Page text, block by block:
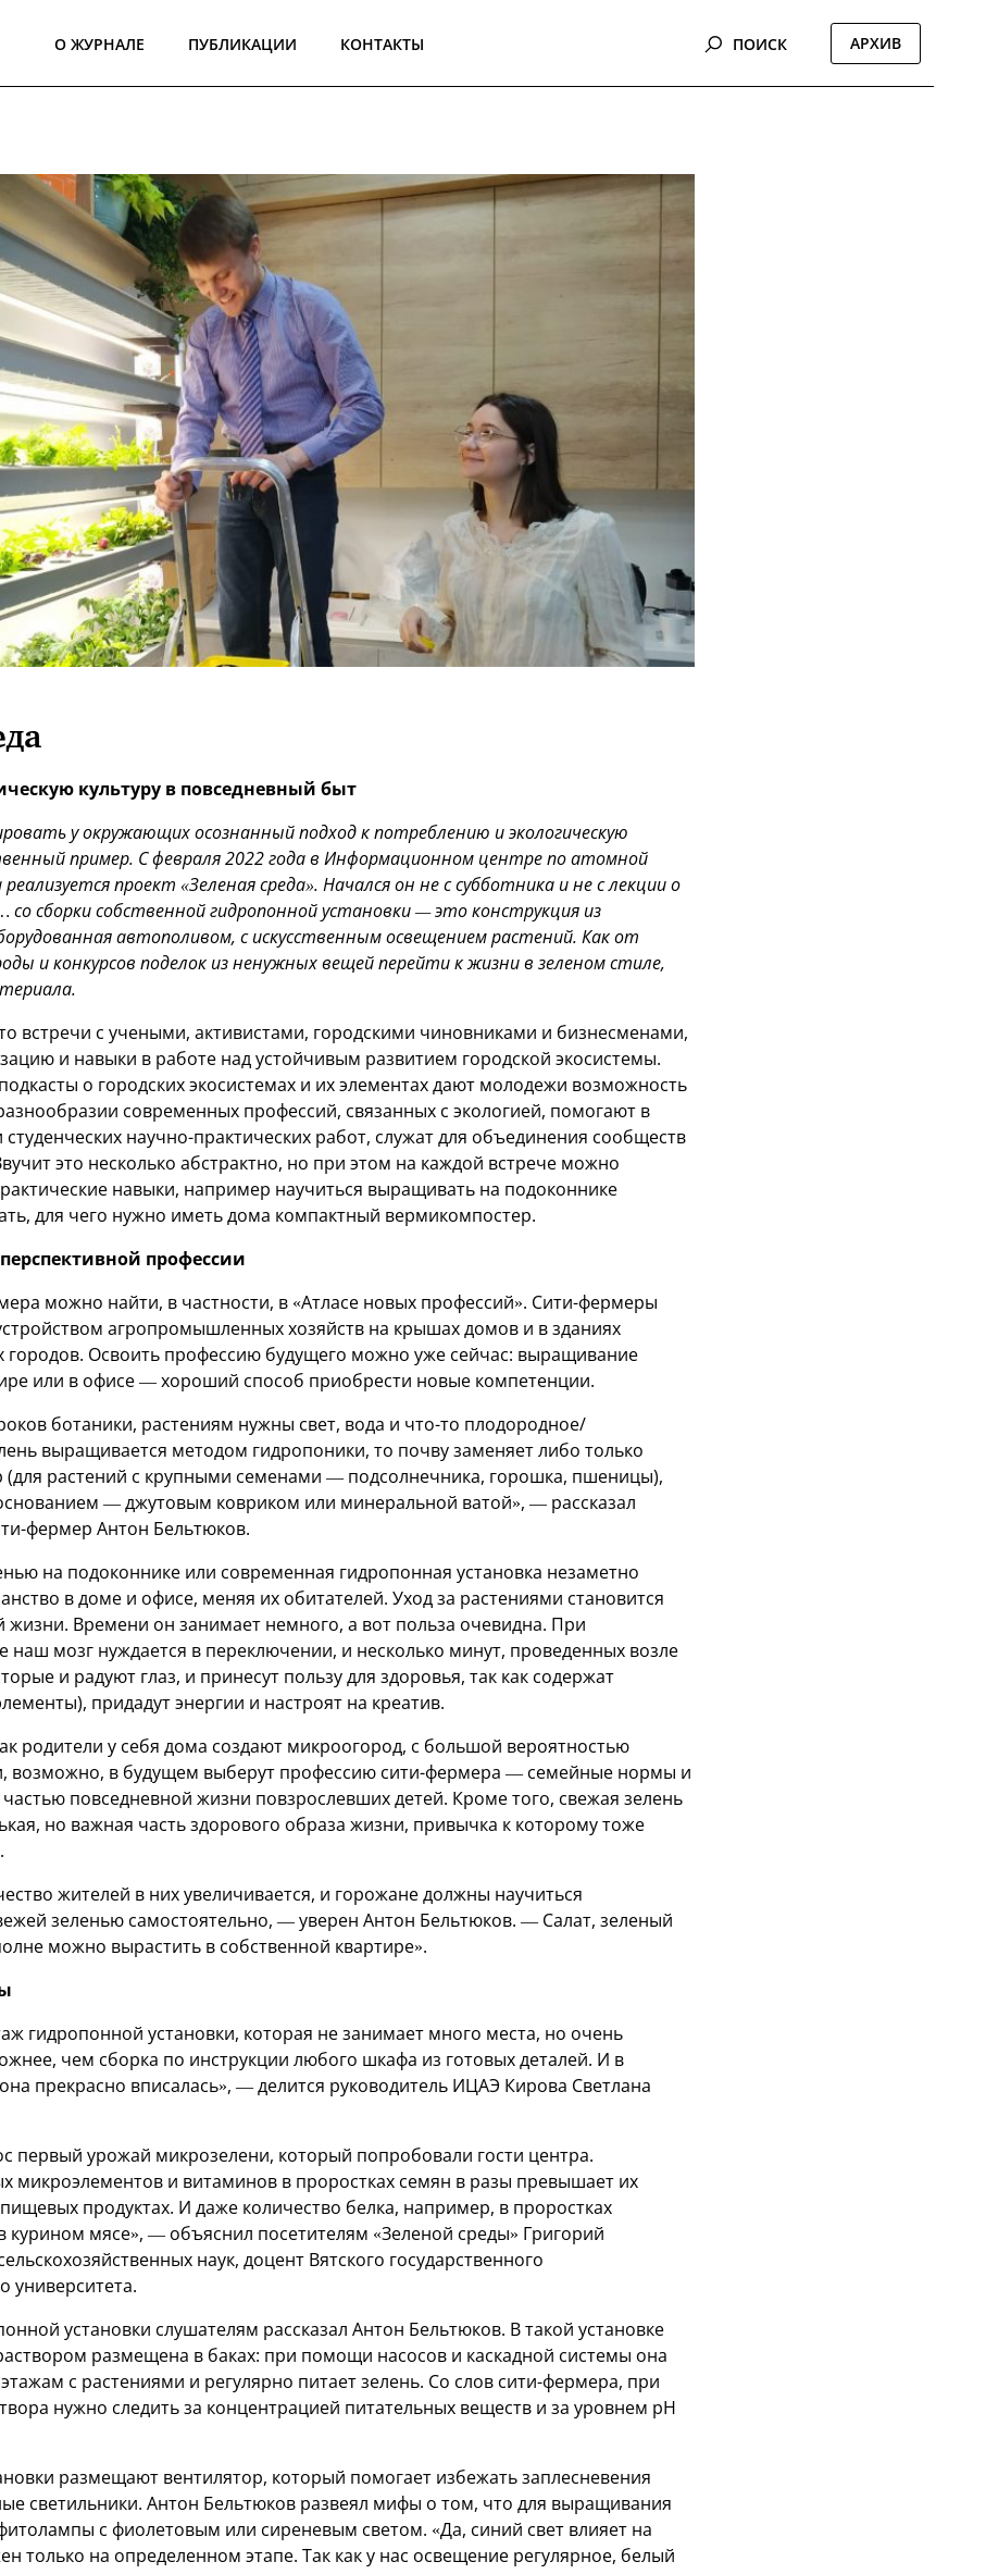
О ЖУРНАЛЕ ПУБЛИКАЦИИ КОНТАКТЫ ПОИСК АРХИВ
культуру в повседневный быт
у окружающих осознанный подход к потреблению и экологическую
пример. С февраля 2022 года в Информационном центре по атомной
проект «Зеленая среда». Начался он не с субботника и не с лекции о
со сборки собственной гидропонной установки — это конструкция из
автополивом, с искусственным освещением растений. Как от
и конкурсов поделок из ненужных вещей перейти к жизни в зеленом стиле,
встречи с учеными, активистами, городскими чиновниками и бизнесменами,
и навыки в работе над устойчивым развитием городской экосистемы.
о городских экосистемах и их элементах дают молодежи возможность
современных профессий, связанных с экологией, помогают в
научно-практических работ, служат для объединения сообществ
это несколько абстрактно, но при этом на каждой встрече можно
навыки, например научиться выращивать на подоконнике
для чего нужно иметь дома компактный вермикомпостер.
профессии
можно найти, в частности, в «Атласе новых профессий». Сити-фермеры
агропромышленных хозяйств на крышах домов и в зданиях
городов. Освоить профессию будущего можно уже сейчас: выращивание
или в офисе — хороший способ приобрести новые компетенции.
ботаники, растениям нужны свет, вода и что-то плодородное/
выращивается методом гидропоники, то почву заменяет либо только
(для растений с крупными семенами — подсолнечника, горошка, пшеницы),
— джутовым ковриком или минеральной ватой», — рассказал
фермер Антон Бельтюков.
на подоконнике или современная гидропонная установка незаметно
в доме и офисе, меняя их обитателей. Уход за растениями становится
жизни. Времени он занимает немного, а вот польза очевидна. При
наш мозг нуждается в переключении, и несколько минут, проведенных возле
и радуют глаз, и принесут пользу для здоровья, так как содержат
придадут энергии и настроят на креатив.
родители у себя дома создают микроогород, с большой вероятностью
возможно, в будущем выберут профессию сити-фермера — семейные нормы и
повседневной жизни повзрослевших детей. Кроме того, свежая зелень
но важная часть здорового образа жизни, привычка к которому тоже
жителей в них увеличивается, и горожане должны научиться
зеленью самостоятельно, — уверен Антон Бельтюков. — Салат, зеленый
можно вырастить в собственной квартире».
гидропонной установки, которая не занимает много места, но очень
чем сборка по инструкции любого шкафа из готовых деталей. И в
прекрасно вписалась», — делится руководитель ИЦАЭ Кирова Светлана
первый урожай микрозелени, который попробовали гости центра.
микроэлементов и витаминов в проростках семян в разы превышает их
продуктах. И даже количество белка, например, в проростках
мясе», — объяснил посетителям «Зеленой среды» Григорий
наук, доцент Вятского государственного
университета.
установки слушателям рассказал Антон Бельтюков. В такой установке
размещена в баках: при помощи насосов и каскадной системы она
с растениями и регулярно питает зелень. Со слов сити-фермера, при
нужно следить за концентрацией питательных веществ и за уровнем pH
размещают вентилятор, который помогает избежать заплесневения
светильники. Антон Бельтюков развеял мифы о том, что для выращивания
с фиолетовым или сиреневым светом. «Да, синий свет влияет на
только на определенном этапе. Так как у нас освещение регулярное, белый